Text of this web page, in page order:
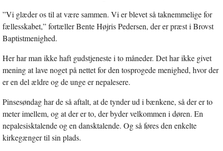
”Vi glæder os til at være sammen. Vi er blevet så taknemmelige for
fællesskabet,” fortæller Bente Højris Pedersen, der er præst i Brovst
Baptistmenighed.
Her har man ikke haft gudstjeneste i to måneder. Det har ikke givet
mening at lave noget på nettet for den tosprogede menighed, hvor der
er en del ældre og de unge er nepalesere.
Pinsesøndag har de så aftalt, at de tynder ud i bænkene, så der er to
meter imellem, og at der er to, der byder velkommen i døren. En
nepalesisktalende og en dansktalende. Og så føres den enkelte
kirkegænger til sin plads.